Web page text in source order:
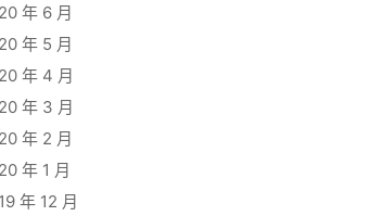
年 6 月
年 5 月
年 4 月
年 3 月
年 2 月
年 1 月
年 12 月